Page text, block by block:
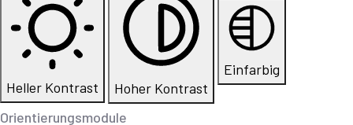
Heller Kontrast Hoher Kontrast
Einfarbig
Orientierungsmodule